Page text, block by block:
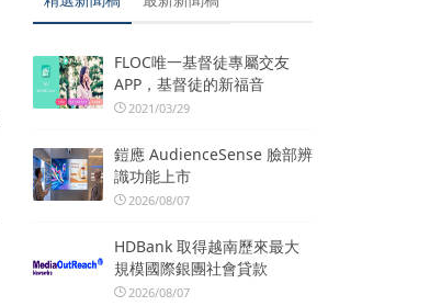
FLOC唯一基督徒專屬交友
APP，基督徒的新福音
2021/03/29
鎧應 AudienceSense 臉部辨
識功能上市
2026/08/07
HDBank 取得越南歷來最大
規模國際銀團社會貸款
2026/08/07